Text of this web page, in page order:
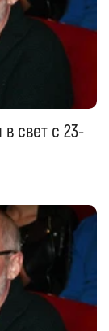
свет с 23-